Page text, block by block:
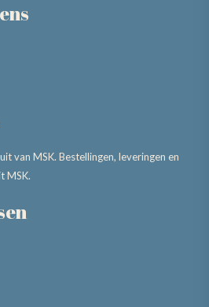
van MSK. Bestellingen, leveringen en
MSK.